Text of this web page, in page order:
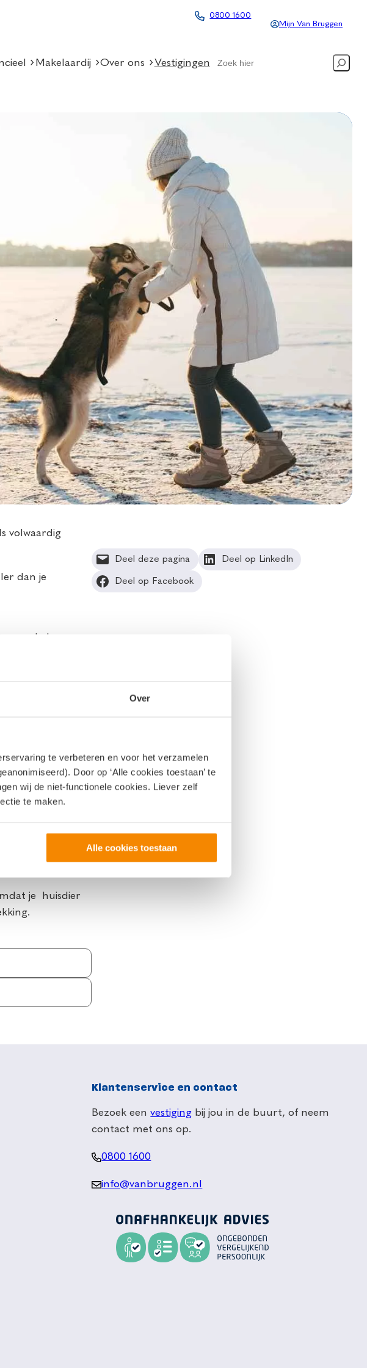
Over
te verbeteren en voor het verzamelen
Door op ‘Alle cookies toestaan’ te
wij de niet-functionele cookies. Liever zelf
te maken.
Alle cookies toestaan
0800 1600
Mijn Van Bruggen
Makelaardij Over ons Vestigingen Search
volwaardig
dan je
van de buren
anders.
vrouw valt,
aan haar
Dan is
dat veel
dat wel. En
schade
is niet altijd
je huisdier
Deel deze pagina Deel op LinkedIn
Deel op Facebook
Klantenservice en contact
Bezoek eenvestiging bij jou in de buurt, of neem
contact met ons op.
0800 1600
info@vanbruggen.nl